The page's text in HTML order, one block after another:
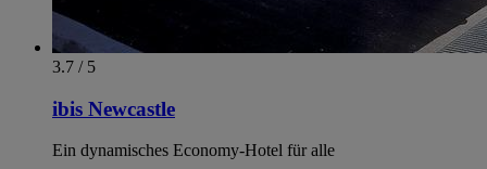
3.7 / 5
ibis Newcastle
Ein dynamisches Economy-Hotel für alle